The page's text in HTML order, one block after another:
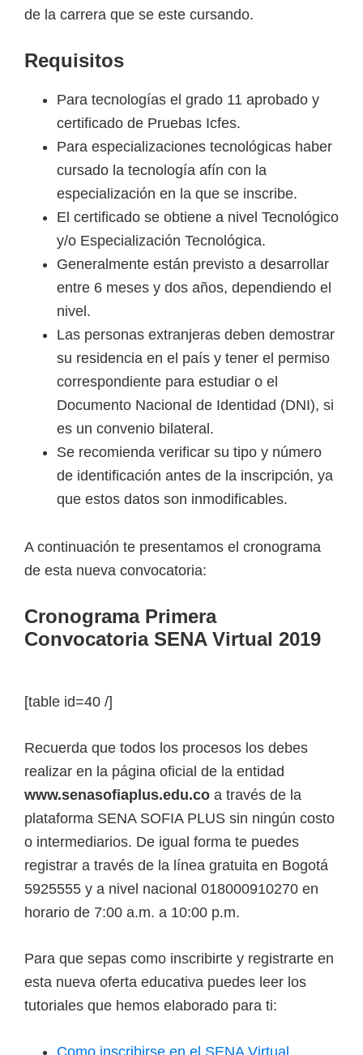
de la carrera que se este cursando.
Requisitos
Para tecnologías el grado 11 aprobado y
certificado de Pruebas Icfes.
Para especializaciones tecnológicas haber
cursado la tecnología afín con la
especialización en la que se inscribe.
El certificado se obtiene a nivel Tecnológico
y/o Especialización Tecnológica.
Generalmente están previsto a desarrollar
entre 6 meses y dos años, dependiendo el
nivel.
Las personas extranjeras deben demostrar
su residencia en el país y tener el permiso
correspondiente para estudiar o el
Documento Nacional de Identidad (DNI), si
es un convenio bilateral.
Se recomienda verificar su tipo y número
de identificación antes de la inscripción, ya
que estos datos son inmodificables.
A continuación te presentamos el cronograma
de esta nueva convocatoria:
Cronograma Primera
Convocatoria SENA Virtual 2019
[table id=40 /]
Recuerda que todos los procesos los debes
realizar en la página oficial de la entidad
www.senasofiaplus.edu.co a través de la
plataforma SENA SOFIA PLUS sin ningún costo
o intermediarios. De igual forma te puedes
registrar a través de la línea gratuita en Bogotá
5925555 y a nivel nacional 018000910270 en
horario de 7:00 a.m. a 10:00 p.m.
Para que sepas como inscribirte y registrarte en
esta nueva oferta educativa puedes leer los
tutoriales que hemos elaborado para ti:
Como inscribirse en el SENA Virtual.